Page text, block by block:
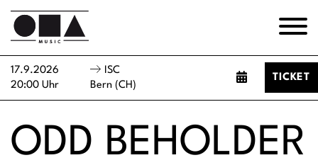
17.9.2026
20:00 Uhr
ISC
Bern (CH)
TICKET
ODD BEHOLDER